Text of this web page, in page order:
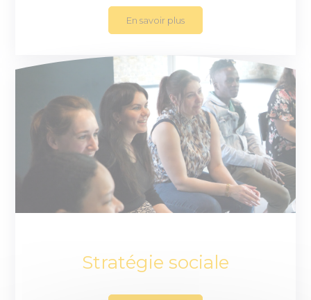
En savoir plus
Stratégie sociale